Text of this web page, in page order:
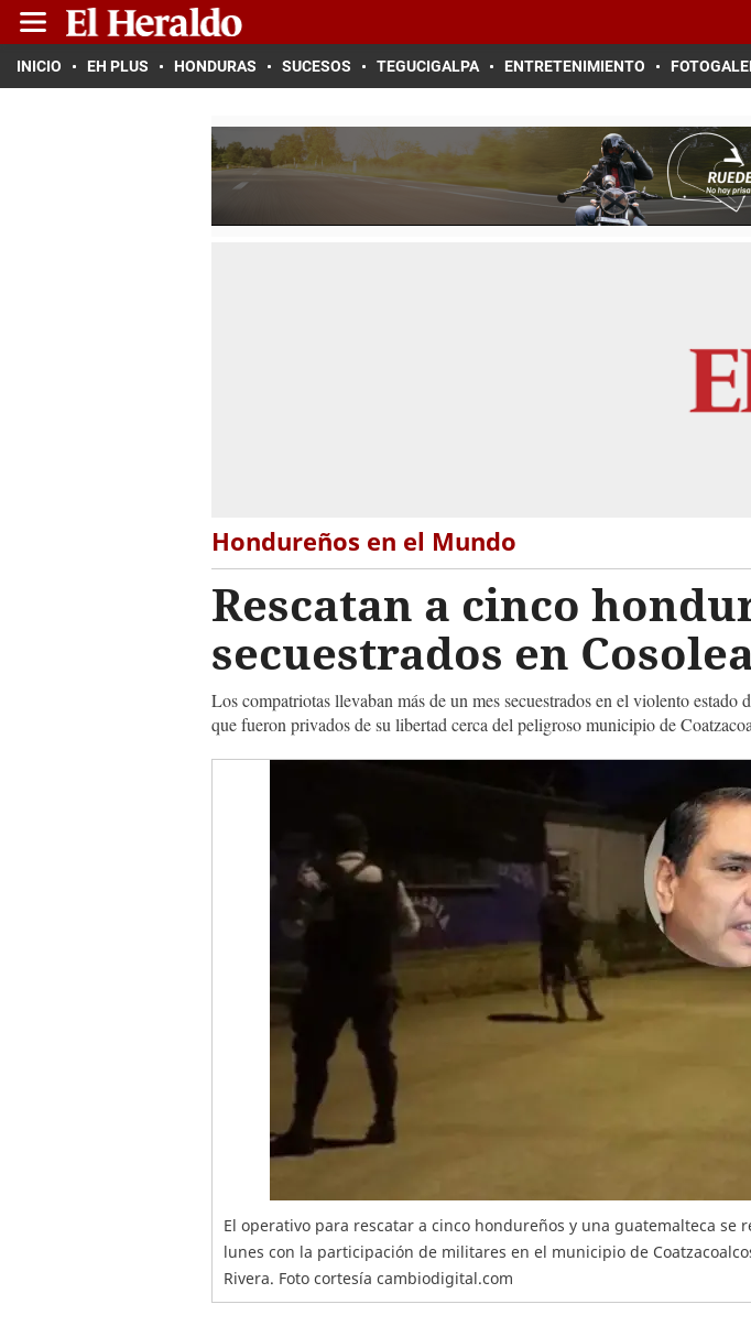
INICIO EH PLUS HONDURAS SUCESOS TEGUCIGALPA ENTRETENIMIENTO
Hondureños en el Mundo
Rescatan a cinco
secuestrados en
Los compatriotas llevaban más de un mes secuestrados en el violento
que fueron privados de su libertad cerca del peligroso municipio de
El operativo para rescatar a cinco hondureños y una guatemalteca se
lunes con la participación de militares en el municipio de
Rivera. Foto cortesía cambiodigital.com